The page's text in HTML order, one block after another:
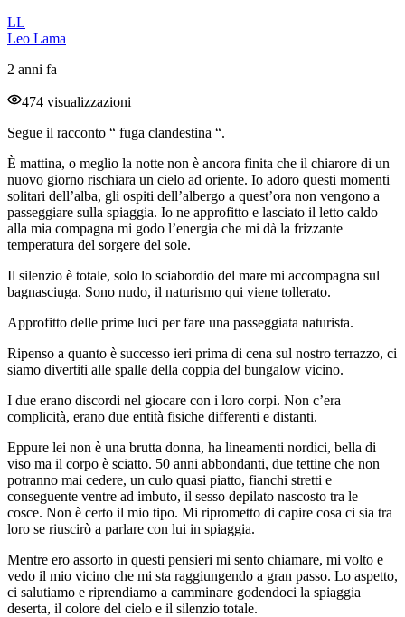
LL
Leo Lama
2 anni fa
474 visualizzazioni
Segue il racconto “ fuga clandestina “.
È mattina, o meglio la notte non è ancora finita che il chiarore di un
nuovo giorno rischiara un cielo ad oriente. Io adoro questi momenti
solitari dell’alba, gli ospiti dell’albergo a quest’ora non vengono a
passeggiare sulla spiaggia. Io ne approfitto e lasciato il letto caldo
alla mia compagna mi godo l’energia che mi dà la frizzante
temperatura del sorgere del sole.
Il silenzio è totale, solo lo sciabordio del mare mi accompagna sul
bagnasciuga. Sono nudo, il naturismo qui viene tollerato.
Approfitto delle prime luci per fare una passeggiata naturista.
Ripenso a quanto è successo ieri prima di cena sul nostro terrazzo, ci
siamo divertiti alle spalle della coppia del bungalow vicino.
I due erano discordi nel giocare con i loro corpi. Non c’era
complicità, erano due entità fisiche differenti e distanti.
Eppure lei non è una brutta donna, ha lineamenti nordici, bella di
viso ma il corpo è sciatto. 50 anni abbondanti, due tettine che non
potranno mai cedere, un culo quasi piatto, fianchi stretti e
conseguente ventre ad imbuto, il sesso depilato nascosto tra le
cosce. Non è certo il mio tipo. Mi riprometto di capire cosa ci sia tra
loro se riuscirò a parlare con lui in spiaggia.
Mentre ero assorto in questi pensieri mi sento chiamare, mi volto e
vedo il mio vicino che mi sta raggiungendo a gran passo. Lo aspetto,
ci salutiamo e riprendiamo a camminare godendoci la spiaggia
deserta, il colore del cielo e il silenzio totale.